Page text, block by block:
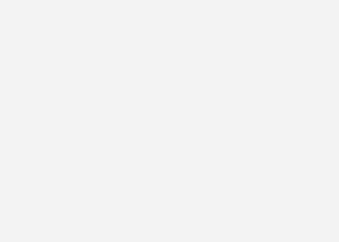
übertragen. Mit der testo
sich Messungen zudem live auf ein
PC, z. B. der Messkunden, übertragen.